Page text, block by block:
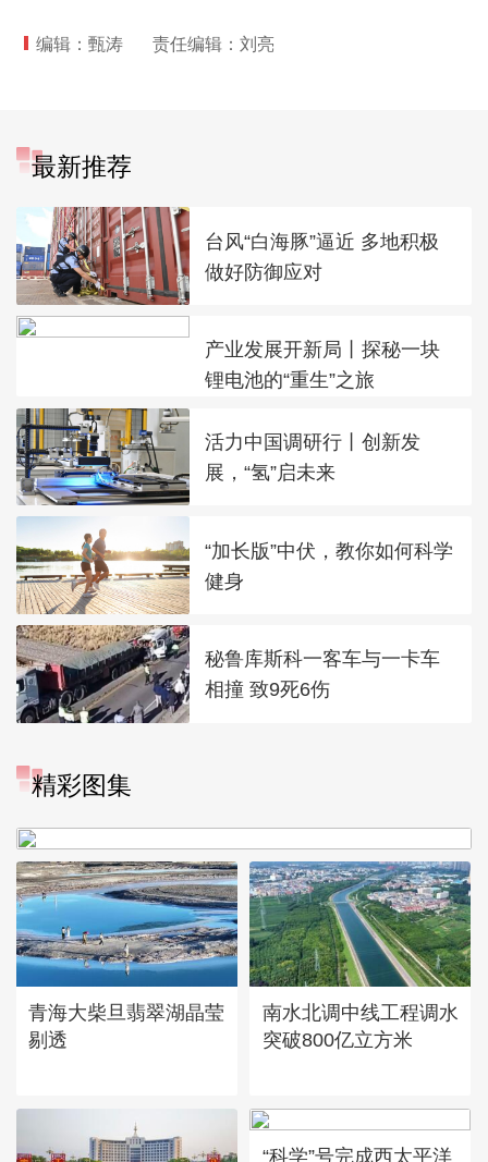
编辑：甄涛 责任编辑：刘亮
最新推荐
台风“白海豚”逼近 多地积极
做好防御应对
产业发展开新局丨探秘一块
锂电池的“重生”之旅
活力中国调研行丨创新发
展，“氢”启未来
“加长版”中伏，教你如何科学
健身
秘鲁库斯科一客车与一卡车
相撞 致9死6伤
精彩图集
“大地指纹”奏响夏夜文旅乐
青海大柴旦翡翠湖晶莹
剔透
南水北调中线工程调水
突破800亿立方米
“科学”号完成西太平洋